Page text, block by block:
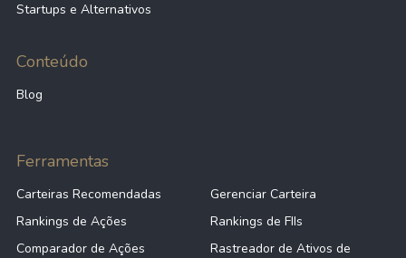
Startups e Alternativos
Conteúdo
Blog
Ferramentas
Carteiras Recomendadas
Gerenciar Carteira
Rankings de Ações
Rankings de FIIs
Comparador de Ações
Rastreador de Ativos de